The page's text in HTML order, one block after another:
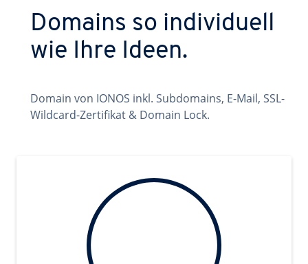
Domains so individuell
wie Ihre Ideen.
Domain von IONOS inkl. Subdomains, E-Mail, SSL-
Wildcard-Zertifikat & Domain Lock.